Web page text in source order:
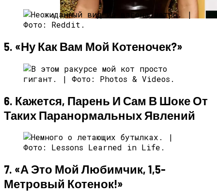
Дженнер Дарит Миру Свои Духи COSMIC
5. «Ну Как Вам Мой Котеночек?»
6. Кажется, Парень И Сам В Шоке От
Таких Паранормальных Явлений
7. «А Это Мой Любимчик, 1,5-
Метровый Котенок!»